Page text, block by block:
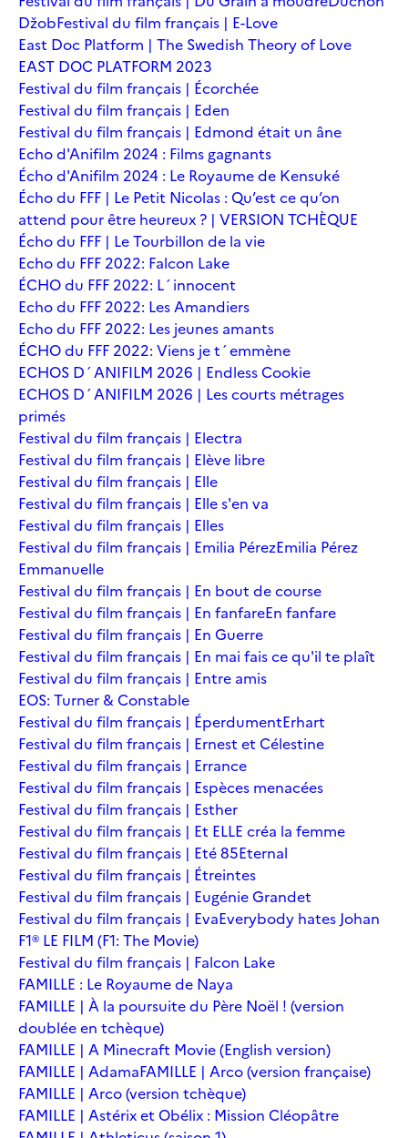
DžobFestival du film français | E-Love
East Doc Platform | The Swedish Theory of Love
EAST DOC PLATFORM 2023
Festival du film français | Écorchée
Festival du film français | Eden
Festival du film français | Edmond était un âne
Echo d'Anifilm 2024 : Films gagnants
Écho d'Anifilm 2024 : Le Royaume de Kensuké
Écho du FFF | Le Petit Nicolas : Qu’est ce qu’on
attend pour être heureux ? | VERSION TCHÈQUE
Écho du FFF | Le Tourbillon de la vie
Echo du FFF 2022: Falcon Lake
ÉCHO du FFF 2022: L´innocent
Echo du FFF 2022: Les Amandiers
Echo du FFF 2022: Les jeunes amants
ÉCHO du FFF 2022: Viens je t´emmène
ECHOS D´ANIFILM 2026 | Endless Cookie
ECHOS D´ANIFILM 2026 | Les courts métrages
primés
Festival du film français | Electra
Festival du film français | Elève libre
Festival du film français | Elle
Festival du film français | Elle s'en va
Festival du film français | Elles
Festival du film français | Emilia PérezEmilia Pérez
Emmanuelle
Festival du film français | En bout de course
Festival du film français | En fanfareEn fanfare
Festival du film français | En Guerre
Festival du film français | En mai fais ce qu'il te plaît
Festival du film français | Entre amis
EOS: Turner & Constable
Festival du film français | ÉperdumentErhart
Festival du film français | Ernest et Célestine
Festival du film français | Errance
Festival du film français | Espèces menacées
Festival du film français | Esther
Festival du film français | Et ELLE créa la femme
Festival du film français | Eté 85Eternal
Festival du film français | Étreintes
Festival du film français | Eugénie Grandet
Festival du film français | EvaEverybody hates Johan
F1® LE FILM (F1: The Movie)
Festival du film français | Falcon Lake
FAMILLE : Le Royaume de Naya
FAMILLE | À la poursuite du Père Noël ! (version
doublée en tchèque)
FAMILLE | A Minecraft Movie (English version)
FAMILLE | AdamaFAMILLE | Arco (version française)
FAMILLE | Arco (version tchèque)
FAMILLE | Astérix et Obélix : Mission Cléopâtre